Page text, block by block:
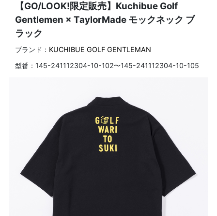
【GO/LOOK!限定販売】Kuchibue Golf
Gentlemen × TaylorMade モックネック ブ
ラック
ブランド： KUCHIBUE GOLF GENTLEMAN
型番： 145-241112304-10-102〜145-241112304-10-105